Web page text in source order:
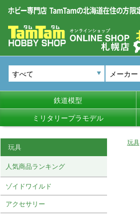
メーカー
鉄道模型
ミリタリープラモデル
玩具
玩具
人気商品ランキング
ゾイドワイルド
アクセサリー